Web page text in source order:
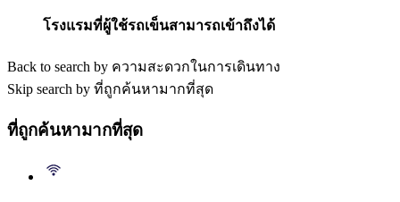
โรงแรมที่ผู้ใช้รถเข็นสามารถเข้าถึงได้
Back to search by ความสะดวกในการเดินทาง
Skip search by ที่ถูกค้นหามากที่สุด
ที่ถูกค้นหามากที่สุด